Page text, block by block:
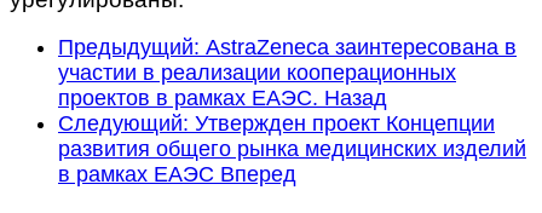
Предыдущий: AstraZeneca заинтересована в
участии в реализации кооперационных
проектов в рамках ЕАЭС. Назад
Следующий: Утвержден проект Концепции
развития общего рынка медицинских изделий
в рамках ЕАЭС Вперед